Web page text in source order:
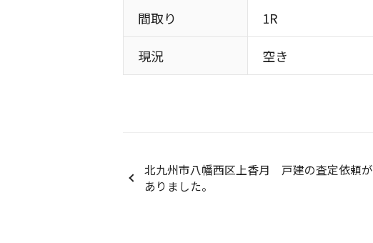
間取り 1R
現況 空き
北九州市八幡西区上香月 戸建の査定依頼が
ありました。